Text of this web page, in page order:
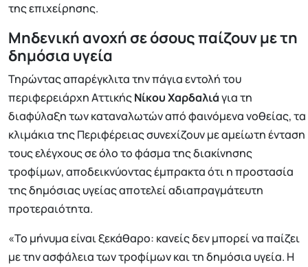
της επιχείρησης.
Μηδενική ανοχή σε όσους παίζουν με τη
δημόσια υγεία
Τηρώντας απαρέγκλιτα την πάγια εντολή του
περιφερειάρχη ΑττικήςΝίκου Χαρδαλιάγια τη
διαφύλαξη των καταναλωτών από φαινόμενα νοθείας, τα
κλιμάκια της Περιφέρειας συνεχίζουν με αμείωτη ένταση
τους ελέγχους σε όλο το φάσμα της διακίνησης
τροφίμων, αποδεικνύοντας έμπρακτα ότι η προστασία
της δημόσιας υγείας αποτελεί αδιαπραγμάτευτη
προτεραιότητα.
«Το μήνυμα είναι ξεκάθαρο: κανείς δεν μπορεί να παίζει
με την ασφάλεια των τροφίμων και τη δημόσια υγεία. Η